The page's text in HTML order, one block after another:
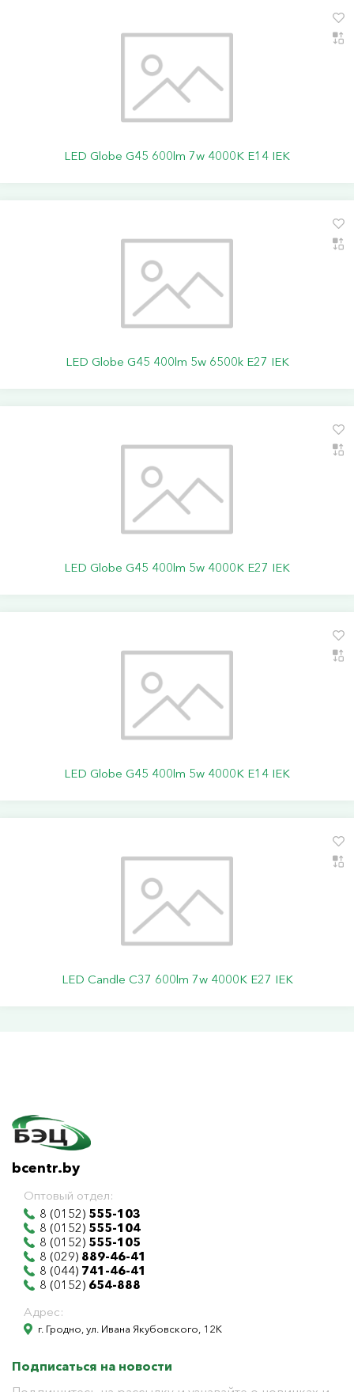
LED Globe G45 600lm 7w 4000K E14 IEK
LED Globe G45 400lm 5w 6500k E27 IEK
LED Globe G45 400lm 5w 4000K E27 IEK
LED Globe G45 400lm 5w 4000K E14 IEK
LED Candle C37 600lm 7w 4000K E27 IEK
bcentr.by
Оптовый отдел:
8 (0152) 555-103
8 (0152) 555-104
8 (0152) 555-105
8 (029) 889-46-41
8 (044) 741-46-41
8 (0152) 654-888
Адрес:
г. Гродно, ул. Ивана Якубовского, 12К
Подписаться на новости